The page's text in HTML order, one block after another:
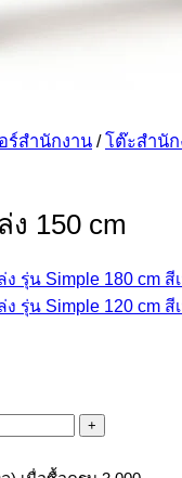
ร์สำนักงาน / โต๊ะสำนัก
150 cm